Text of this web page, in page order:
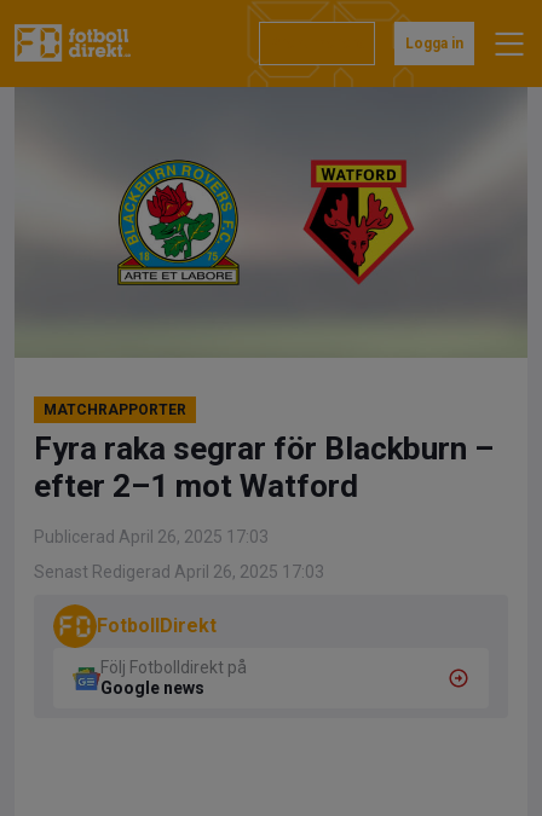
till
Logga in
MATCHRAPPORTER
Fyra raka segrar för Blackburn –
efter 2–1 mot Watford
Publicerad April 26, 2025 17:03
Senast Redigerad April 26, 2025 17:03
FotbollDirekt
Följ Fotbolldirekt på
Google news